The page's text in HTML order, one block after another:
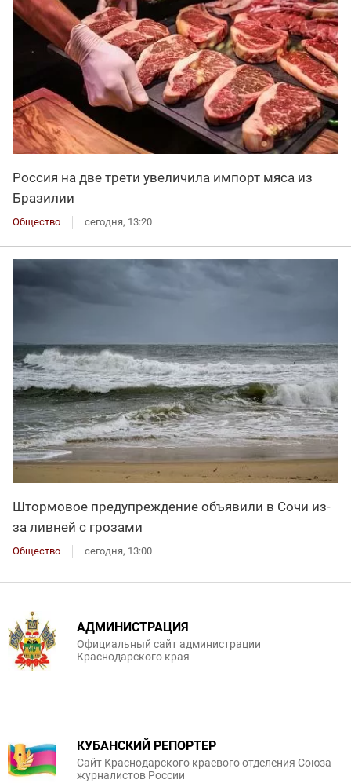
Россия на две трети увеличила импорт мяса из
Бразилии
Общество сегодня, 13:20
Штормовое предупреждение объявили в Сочи из-
за ливней с грозами
Общество сегодня, 13:00
АДМИНИСТРАЦИЯ
Официальный сайт администрации
Краснодарского края
КУБАНСКИЙ РЕПОРТЕР
Сайт Краснодарского краевого отделения Союза
журналистов России